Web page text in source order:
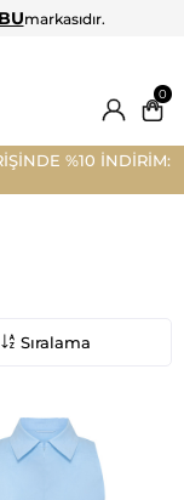
markasıdır.
0
%10 İNDİRİM:
Sıralama